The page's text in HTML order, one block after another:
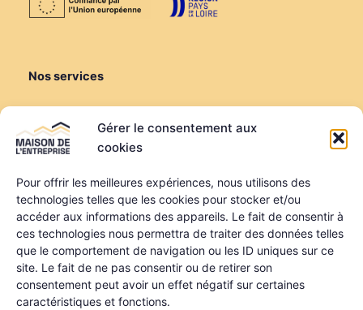
Gérer le consentement aux
cookies
Pour offrir les meilleures expériences, nous utilisons des
technologies telles que les cookies pour stocker et/ou
accéder aux informations des appareils. Le fait de consentir à
ces technologies nous permettra de traiter des données telles
que le comportement de navigation ou les ID uniques sur ce
site. Le fait de ne pas consentir ou de retirer son
consentement peut avoir un effet négatif sur certaines
caractéristiques et fonctions.
Nos services
Louer une salle de réunion
Louer un bureau
Domiciliation
Informations
Mentions légales
Politique de confidentialité
Qui sommes-nous ?
Nos partenaires